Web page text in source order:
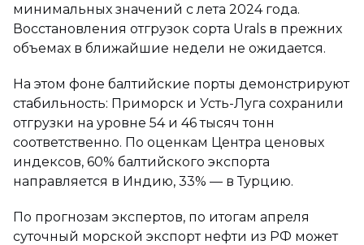
минимальных значений с лета 2024 года.
Восстановления отгрузок сорта Urals в прежних
объемах в ближайшие недели не ожидается.
На этом фоне балтийские порты демонстрируют
стабильность: Приморск и Усть-Луга сохранили
отгрузки на уровне 54 и 46 тысяч тонн
соответственно. По оценкам Центра ценовых
индексов, 60% балтийского экспорта
направляется в Индию, 33% — в Турцию.
По прогнозам экспертов, по итогам апреля
суточный морской экспорт нефти из РФ может